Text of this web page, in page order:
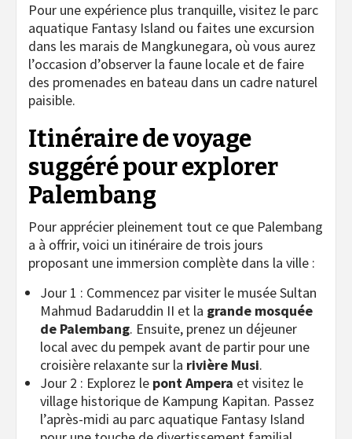
Pour une expérience plus tranquille, visitez le parc
aquatique Fantasy Island ou faites une excursion
dans les marais de Mangkunegara, où vous aurez
l’occasion d’observer la faune locale et de faire
des promenades en bateau dans un cadre naturel
paisible.
Itinéraire de voyage
suggéré pour explorer
Palembang
Pour apprécier pleinement tout ce que Palembang
a à offrir, voici un itinéraire de trois jours
proposant une immersion complète dans la ville :
Jour 1 : Commencez par visiter le musée Sultan
Mahmud Badaruddin II et la grande mosquée
de Palembang. Ensuite, prenez un déjeuner
local avec du pempek avant de partir pour une
croisière relaxante sur la rivière Musi.
Jour 2 : Explorez le pont Ampera et visitez le
village historique de Kampung Kapitan. Passez
l’après-midi au parc aquatique Fantasy Island